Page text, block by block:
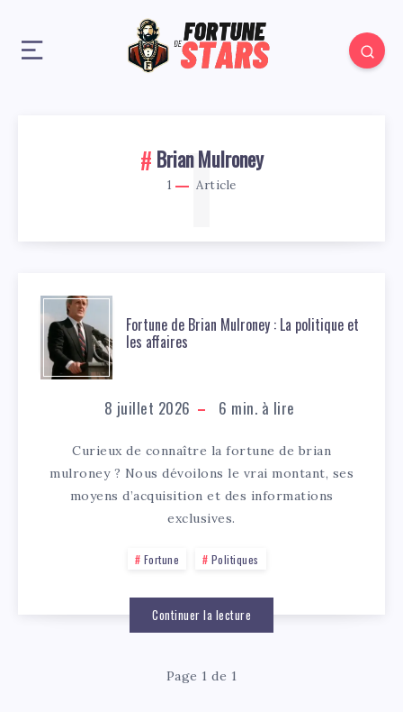
Brian Mulroney
1 Article
1
Fortune de Brian Mulroney : La politique et
les affaires
8 juillet 2026 6 min. à lire
Curieux de connaître la fortune de brian
mulroney ? Nous dévoilons le vrai montant, ses
moyens d’acquisition et des informations
exclusives.
Fortune Politiques
Continuer la lecture
Page 1 de 1